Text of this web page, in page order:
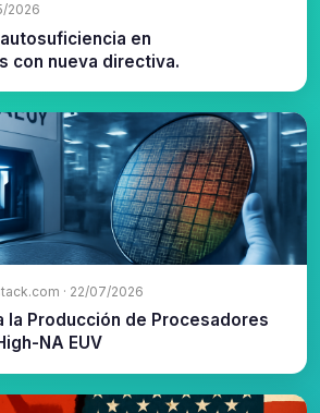
2026
en
con nueva directiva.
· 22/07/2026
la Producción de Procesadores
NA EUV